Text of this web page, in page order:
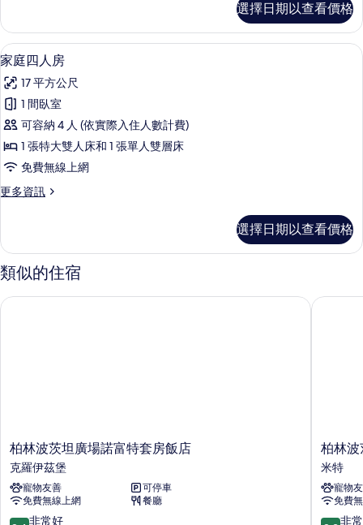
片
房
的
詳
情
選擇日期以查看價格
顯
示
家
庭
四
人
的
有
相
片
低過敏寢具、客房內保險箱、書桌、
7
家庭四人房
17 平方公尺
1 間臥室
可容納 4 人 (依實際入住人數計費)
1 張特大雙人床和 1 張單人雙層床
免費無線上網
更多資訊
更
四
人
房
詳
選擇日期以查看價格
類似的住宿
柏
林
波
茨
坦
廣
柏林波茨坦廣場諾富特套房飯店
克羅伊茲堡
寵物友善
可停車
免費無線上網
餐廳
8.4 非常好
柏林波茨坦廣場諾富特套房飯店
柏
林
波
茨
坦
廣
柏林波
米特
寵物
免費
8.2 非
柏林波